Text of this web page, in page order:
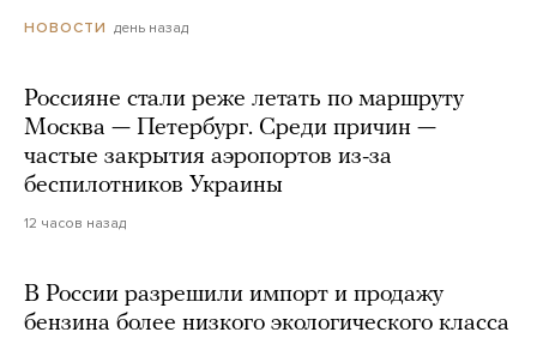
НОВОСТИ день назад
Россияне стали реже летать по маршруту
Москва — Петербург. Среди причин —
частые закрытия аэропортов из-за
беспилотников Украины
12 часов назад
В России разрешили импорт и продажу
бензина более низкого экологического класса